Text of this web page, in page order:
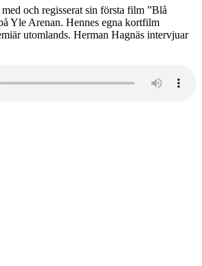
och regisserat sin första film ”Blå
Yle Arenan. Hennes egna kortfilm
utomlands. Herman Hagnäs intervjuar